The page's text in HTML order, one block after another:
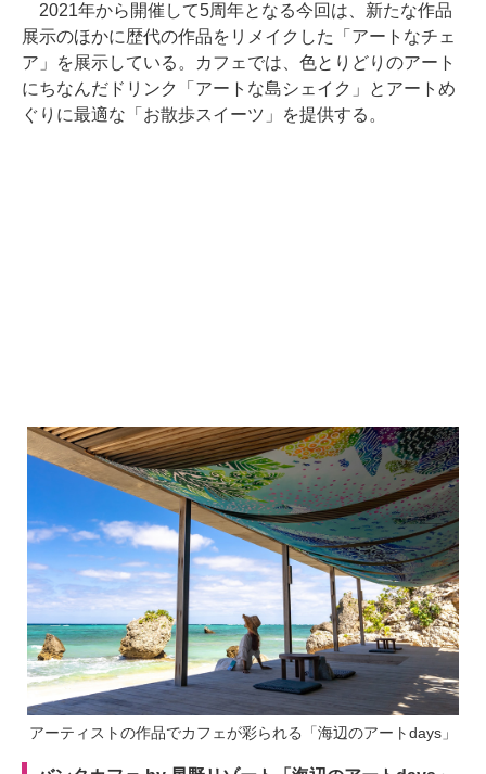
2021年から開催して5周年となる今回は、新たな作品
展示のほかに歴代の作品をリメイクした「アートなチェ
ア」を展示している。カフェでは、色とりどりのアート
にちなんだドリンク「アートな島シェイク」とアートめ
ぐりに最適な「お散歩スイーツ」を提供する。
アーティストの作品でカフェが彩られる「海辺のアートdays」